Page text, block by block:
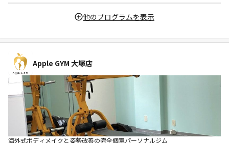
他のプログラムを表示
Apple GYM 大塚店
海外式ボディメイクと姿勢改善の完全個室パーソナルジム